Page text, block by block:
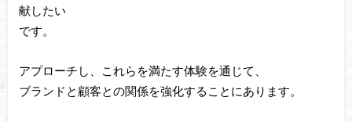
献したい
です。
アプローチし、これらを満たす体験を通じて、
ブランドと顧客との関係を強化することにあります。